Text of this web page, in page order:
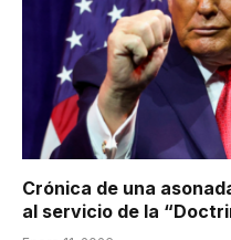
Crónica de una
al servicio de la